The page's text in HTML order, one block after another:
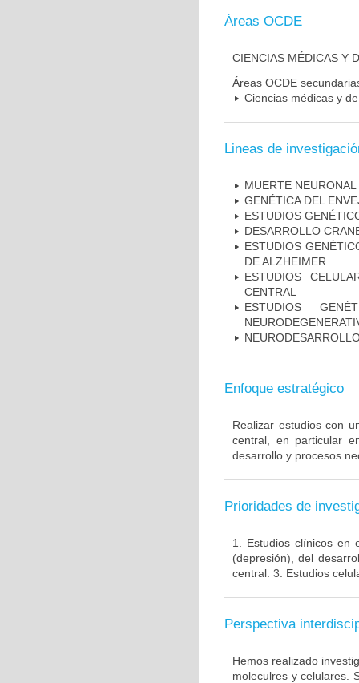
Áreas OCDE
CIENCIAS MÉDICAS Y
Áreas OCDE
Ciencias médicas y
Lineas de
MUERTE
GENÉTICA DEL
ESTUDIOS
DESARROLLO
ESTUDIOS
DE ALZHEIMER
ESTUDIOS
CENTRAL
ESTUDIOS
Enfoque estratégico
Realizar estudios con
central, en particular
desarrollo y procesos
Prioridades de
1. Estudios clínicos en
(depresión), del
central. 3. Estudios
Perspectiva
Hemos realizado
moleculres y celulares.